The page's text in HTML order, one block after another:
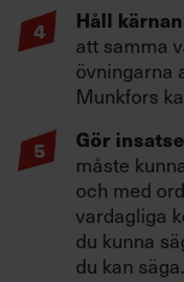
Håll
att samma
övningarna
Munkfors
Gör
måste
och med
vardagliga
du kunna
du kan säga.